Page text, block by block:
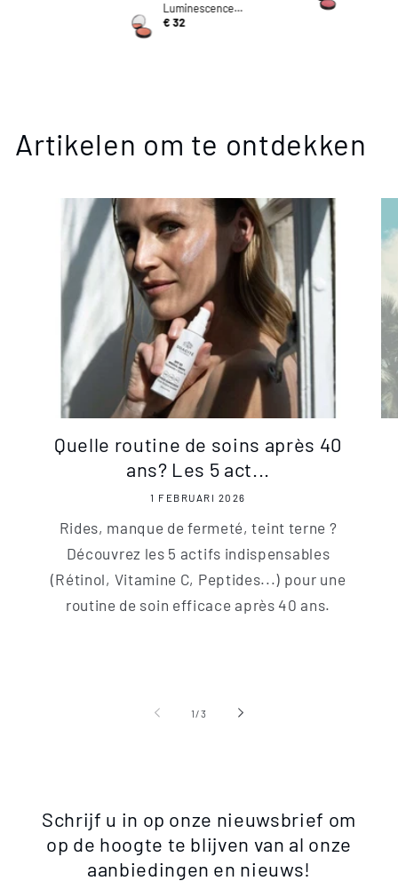
Luminescence
Morning Dew | Blush
€ 32
Artikelen om te ontdekken
Quelle routine de soins après 40
ans? Les 5 act...
1 FEBRUARI 2026
Rides, manque de fermeté, teint terne ?
Découvrez les 5 actifs indispensables
(Rétinol, Vitamine C, Peptides...) pour une
routine de soin efficace après 40 ans.
1 /van
3
Schrijf u in op onze nieuwsbrief om
op de hoogte te blijven van al onze
aanbiedingen en nieuws!